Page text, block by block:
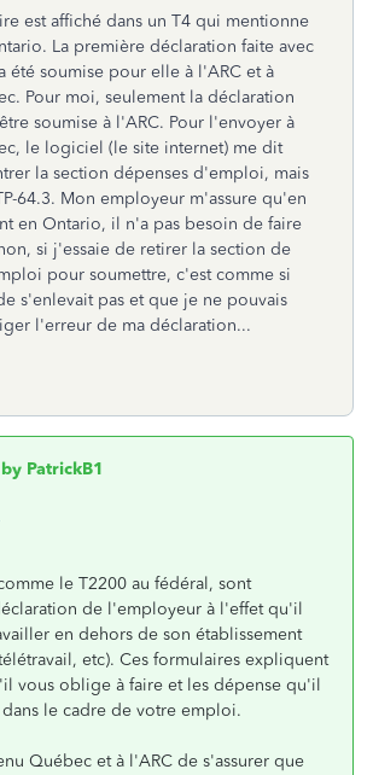
est affiché dans un T4 qui mentionne
La première déclaration faite avec
été soumise pour elle à l'ARC et à
Pour moi, seulement la déclaration
soumise à l'ARC. Pour l'envoyer à
le logiciel (le site internet) me dit
la section dépenses d'emploi, mais
64.3. Mon employeur m'assure qu'en
en Ontario, il n'a pas besoin de faire
si j'essaie de retirer la section de
pour soumettre, c'est comme si
s'enlevait pas et que je ne pouvais
l'erreur de ma déclaration...
PatrickB1
le T2200 au fédéral, sont
de l'employeur à l'effet qu'il
en dehors de son établissement
etc). Ces formulaires expliquent
vous oblige à faire et les dépense qu'il
le cadre de votre emploi.
Québec et à l'ARC de s'assurer que